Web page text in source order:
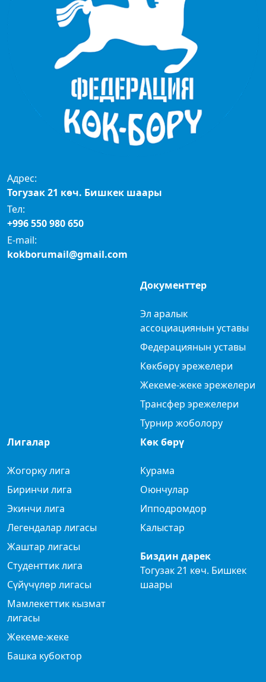
Адрес:
Тогузак 21 көч. Бишкек шаары
Тел:
+996 550 980 650
E-mail:
kokborumail@gmail.com
Документтер
Эл аралык
ассоциациянын уставы
Федерациянын уставы
Көкбөрү эрежелери
Жекеме-жеке эрежелери
Трансфер эрежелери
Турнир жоболору
Лигалар
Жогорку лига
Биринчи лига
Экинчи лига
Легендалар лигасы
Жаштар лигасы
Студенттик лига
Сүйүчүлөр лигасы
Мамлекеттик кызмат
лигасы
Жекеме-жеке
Башка кубоктор
Көк бөрү
Курама
Оюнчулар
Ипподромдор
Калыстар
Биздин дарек
Тогузак 21 көч. Бишкек
шаары